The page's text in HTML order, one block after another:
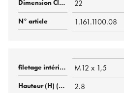
22
1.161.1100.08
M12 x 1,5
2.8